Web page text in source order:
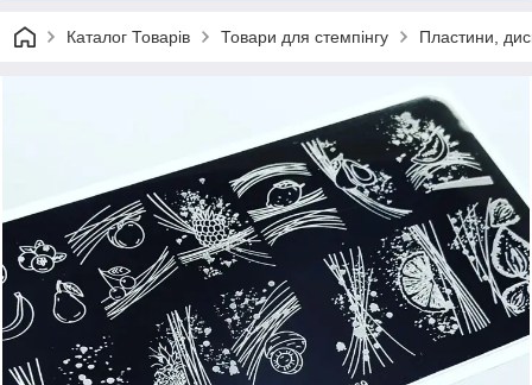
Каталог Товарів Товари для стемпінгу Пластини,